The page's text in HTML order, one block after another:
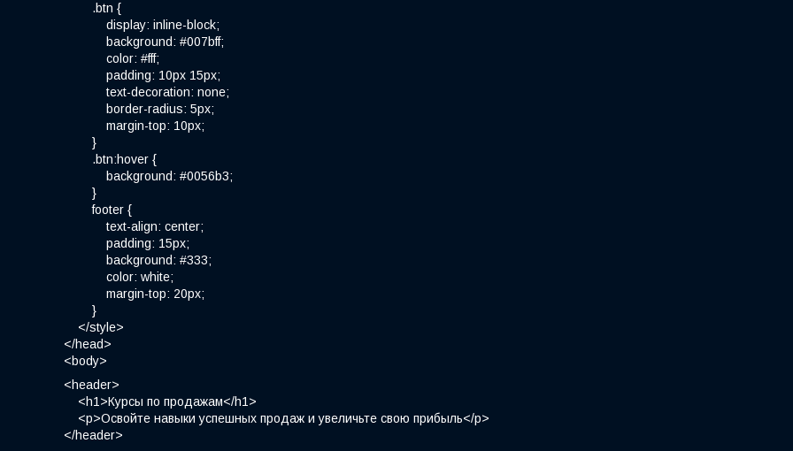
.btn {
display: inline-block;
background: #007bff;
color: #fff;
padding: 10px 15px;
text-decoration: none;
border-radius: 5px;
margin-top: 10px;
}
.btn:hover {
background: #0056b3;
}
footer {
text-align: center;
padding: 15px;
background: #333;
color: white;
margin-top: 20px;
}
</style>
</head>
<body>
<header>
<h1>Курсы по продажам</h1>
<p>Освойте навыки успешных продаж и увеличьте свою прибыль</p>
</header>